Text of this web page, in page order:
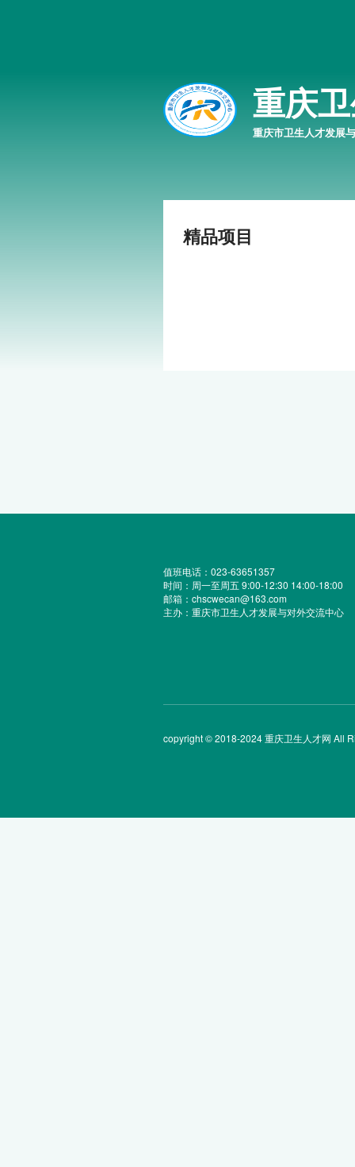
重庆
重庆市卫生人才发展
精品项目
值班电话：023-63651357
时间：周一至周五 9:00-12:30 14:00-18:00
邮箱：chscwecan@163.com
主办：重庆市卫生人才发展与对外交流中心
copyright © 2018-2024 重庆卫生人才网 All